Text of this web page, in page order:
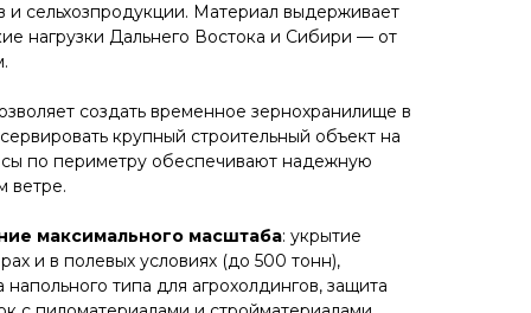
и сельхозпродукции. Материал выдерживает
нагрузки Дальнего Востока и Сибири — от
создать временное зернохранилище в
крупный строительный объект на
по периметру обеспечивают надежную
ветре.​
максимального масштаба: укрытие
и в полевых условиях (до 500 тонн),
типа для агрохолдингов, защита